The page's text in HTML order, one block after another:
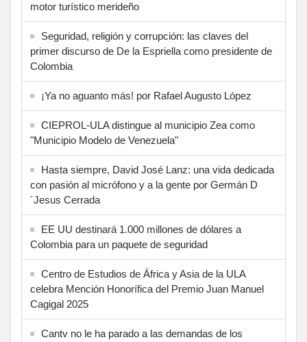
motor turístico merideño
Seguridad, religión y corrupción: las claves del
primer discurso de De la Espriella como presidente de
Colombia
¡Ya no aguanto más! por Rafael Augusto López
CIEPROL-ULA distingue al municipio Zea como
"Municipio Modelo de Venezuela"
Hasta siempre, David José Lanz: una vida dedicada
con pasión al micrófono y a la gente por Germán D
´Jesus Cerrada
EE UU destinará 1.000 millones de dólares a
Colombia para un paquete de seguridad
Centro de Estudios de África y Asia de la ULA
celebra Mención Honorífica del Premio Juan Manuel
Cagigal 2025
Cantv no le ha parado a las demandas de los